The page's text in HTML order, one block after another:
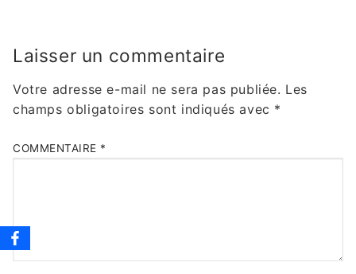
Laisser un commentaire
Votre adresse e-mail ne sera pas publiée. Les
champs obligatoires sont indiqués avec *
COMMENTAIRE *